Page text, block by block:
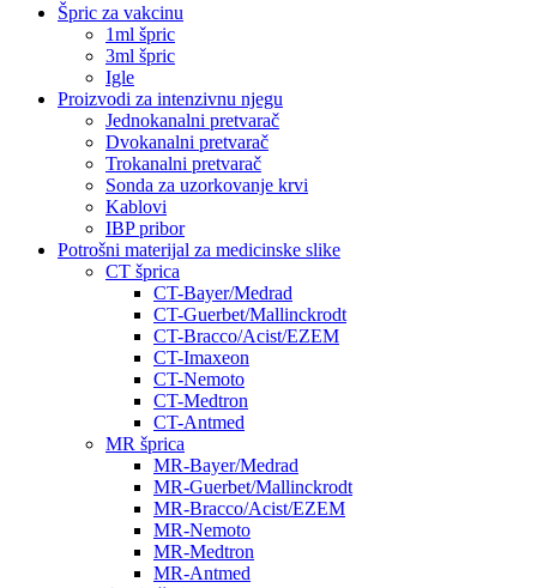
Špric za vakcinu
1ml špric
3ml špric
Igle
Proizvodi za intenzivnu njegu
Jednokanalni pretvarač
Dvokanalni pretvarač
Trokanalni pretvarač
Sonda za uzorkovanje krvi
Kablovi
IBP pribor
Potrošni materijal za medicinske slike
CT šprica
CT-Bayer/Medrad
CT-Guerbet/Mallinckrodt
CT-Bracco/Acist/EZEM
CT-Imaxeon
CT-Nemoto
CT-Medtron
CT-Antmed
MR šprica
MR-Bayer/Medrad
MR-Guerbet/Mallinckrodt
MR-Bracco/Acist/EZEM
MR-Nemoto
MR-Medtron
MR-Antmed